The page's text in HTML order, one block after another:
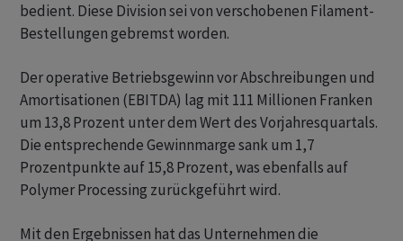
bedient. Diese Division sei von verschobenen Filament-
Bestellungen gebremst worden.
Der operative Betriebsgewinn vor Abschreibungen und
Amortisationen (EBITDA) lag mit 111 Millionen Franken
um 13,8 Prozent unter dem Wert des Vorjahresquartals.
Die entsprechende Gewinnmarge sank um 1,7
Prozentpunkte auf 15,8 Prozent, was ebenfalls auf
Polymer Processing zurückgeführt wird.
Mit den Ergebnissen hat das Unternehmen die